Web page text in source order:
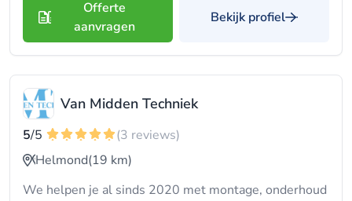
Offerte
aanvragen
Bekijk profiel
Van Midden Techniek
5/5
(3 reviews)
Helmond(19 km)
We helpen je al sinds 2020 met montage, onderhoud